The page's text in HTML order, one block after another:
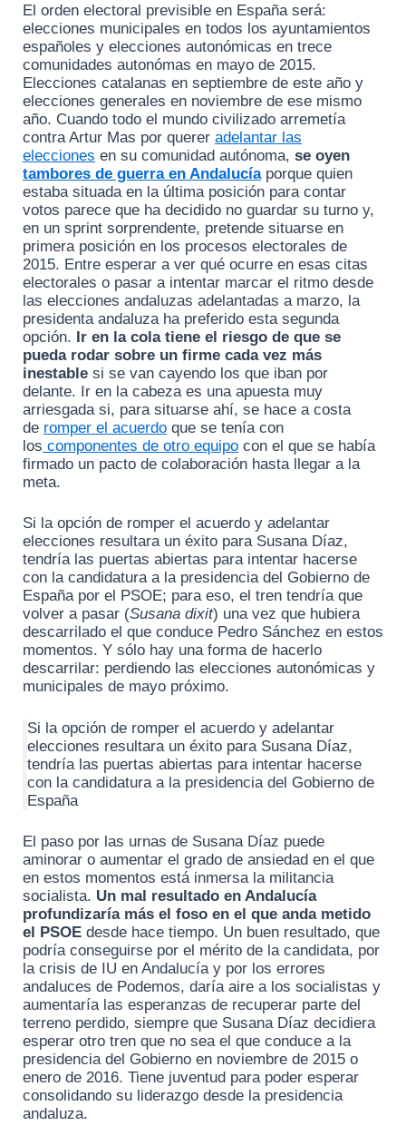
El orden electoral previsible en España será:
elecciones municipales en todos los ayuntamientos
españoles y elecciones autonómicas en trece
comunidades autonómas en mayo de 2015.
Elecciones catalanas en septiembre de este año y
elecciones generales en noviembre de ese mismo
año. Cuando todo el mundo civilizado arremetía
contra Artur Mas por querer adelantar las
elecciones en su comunidad autónoma, se oyen
tambores de guerra en Andalucíaporque quien
estaba situada en la última posición para contar
votos parece que ha decidido no guardar su turno y,
en un sprint sorprendente, pretende situarse en
primera posición en los procesos electorales de
2015. Entre esperar a ver qué ocurre en esas citas
electorales o pasar a intentar marcar el ritmo desde
las elecciones andaluzas adelantadas a marzo, la
presidenta andaluza ha preferido esta segunda
opción. Ir en la cola tiene el riesgo de que se
pueda rodar sobre un firme cada vez más
inestable si se van cayendo los que iban por
delante. Ir en la cabeza es una apuesta muy
arriesgada si, para situarse ahí, se hace a costa
de romper el acuerdo que se tenía con
los componentes de otro equipo con el que se había
firmado un pacto de colaboración hasta llegar a la
meta.
Si la opción de romper el acuerdo y adelantar
elecciones resultara un éxito para Susana Díaz,
tendría las puertas abiertas para intentar hacerse
con la candidatura a la presidencia del Gobierno de
España por el PSOE; para eso, el tren tendría que
volver a pasar (Susana dixit) una vez que hubiera
descarrilado el que conduce Pedro Sánchez en estos
momentos. Y sólo hay una forma de hacerlo
descarrilar: perdiendo las elecciones autonómicas y
municipales de mayo próximo.
Si la opción de romper el acuerdo y adelantar
elecciones resultara un éxito para Susana Díaz,
tendría las puertas abiertas para intentar hacerse
con la candidatura a la presidencia del Gobierno de
España
El paso por las urnas de Susana Díaz puede
aminorar o aumentar el grado de ansiedad en el que
en estos momentos está inmersa la militancia
socialista. Un mal resultado en Andalucía
profundizaría más el foso en el que anda metido
el PSOE desde hace tiempo. Un buen resultado, que
podría conseguirse por el mérito de la candidata, por
la crisis de IU en Andalucía y por los errores
andaluces de Podemos, daría aire a los socialistas y
aumentaría las esperanzas de recuperar parte del
terreno perdido, siempre que Susana Díaz decidiera
esperar otro tren que no sea el que conduce a la
presidencia del Gobierno en noviembre de 2015 o
enero de 2016. Tiene juventud para poder esperar
consolidando su liderazgo desde la presidencia
andaluza.